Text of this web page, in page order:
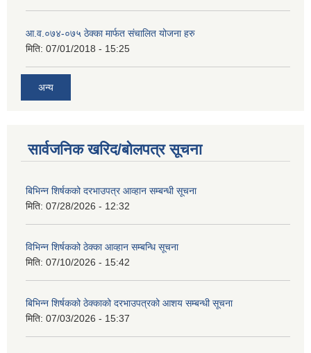
आ.व.०७४-०७५ ठेक्का मार्फत संचालित योजना हरु
मिति: 07/01/2018 - 15:25
अन्य
सार्वजनिक खरिद/बोलपत्र सूचना
बिभिन्‍न शिर्षकको दरभाउपत्र आव्हान सम्बन्धी सूचना
मिति: 07/28/2026 - 12:32
विभिन्न शिर्षकको ठेक्का आव्हान सम्बन्धि सूचना
मिति: 07/10/2026 - 15:42
बिभिन्‍न शिर्षकको ठेक्काको दरभाउपत्रको आशय सम्बन्धी सूचना
मिति: 07/03/2026 - 15:37